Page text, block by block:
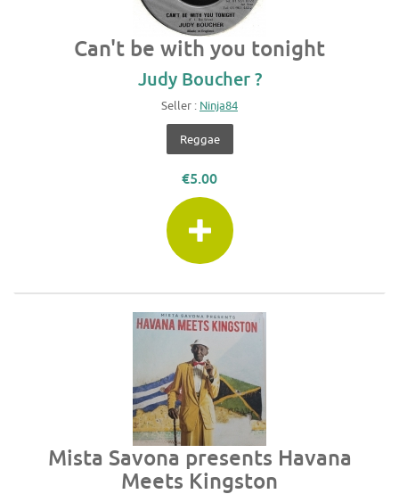
Can't be with you tonight
Judy Boucher ?
Seller : Ninja84
Reggae
€5.00
Mista Savona presents Havana
Meets Kingston